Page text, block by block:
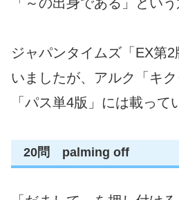
ジャパンタイムズ「EX第
いましたが、アルク「キ
「パス単4版」には載って
20問 palming off